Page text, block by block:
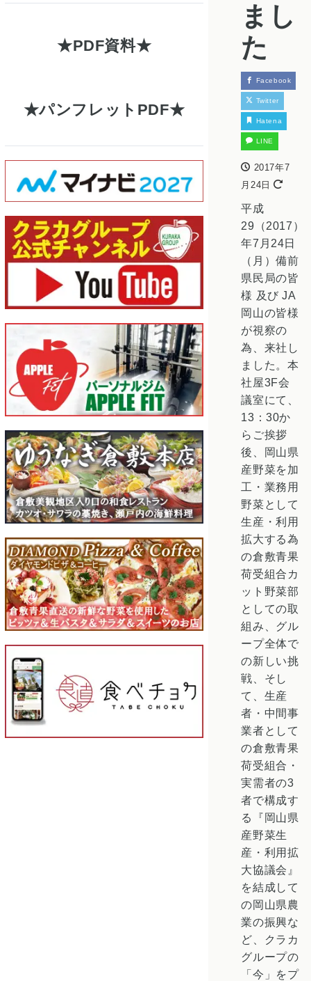
PDF資料
パンフレットPDF
まし
た
Facebook
Twitter
Hatena
LINE
2017年7
月24日
平成
29（2017）
年7月24日
（月）備前
県民局の皆
様 及び JA
岡山の皆様
が視察の
為、来社し
ました。本
社屋3F会
議室にて、
13：30か
らご挨拶
後、岡山県
産野菜を加
工・業務用
野菜として
生産・利用
拡大する為
の倉敷青果
荷受組合カ
ット野菜部
としての取
組み、グル
ープ全体で
の新しい挑
戦、そし
て、生産
者・中間事
業者として
の倉敷青果
荷受組合・
実需者の3
者で構成す
る『岡山県
産野菜生
産・利用拡
大協議会』
を結成して
の岡山県農
業の振興な
ど、クラカ
グループの
「今」をプ